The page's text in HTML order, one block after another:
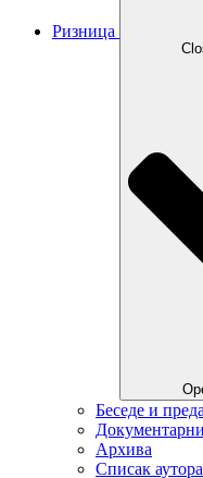
Ризница
Беседе и
Архива
Списак аутора